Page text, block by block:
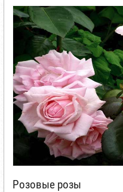
Розовые розы